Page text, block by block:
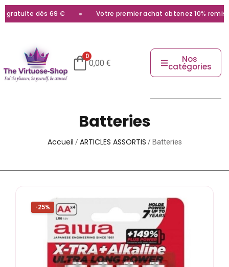
dès 69 € Votre premier achat obtenez 10% remise
0
0,00 € Nos
catégories
Batteries
Accueil /ARTICLES ASSORTIS / Batteries
-25%